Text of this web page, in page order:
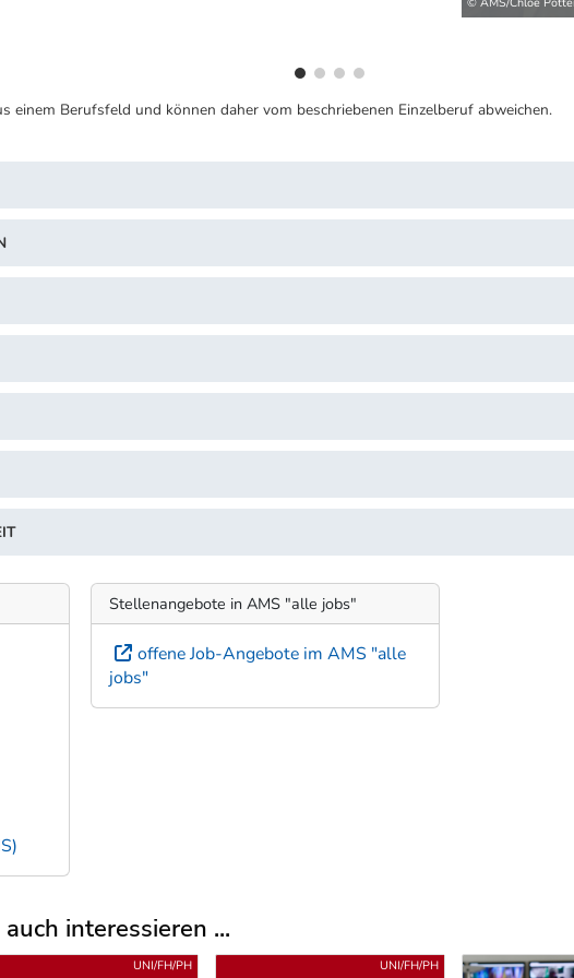
einem Berufsfeld und können daher vom beschriebenen Einzelberuf abweichen.
Stellenangebote in AMS "alle jobs"
offene Job-Angebote im AMS "alle
jobs"
interessieren ...
UNI/FH/PH BMS/BHS